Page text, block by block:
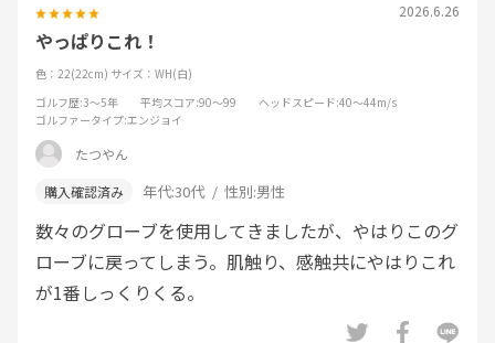
2026.6.26
やっぱりこれ！
色：22(22cm) サイズ：WH(白)
ゴルフ歴:3～5年 平均スコア:90～99 ヘッドスピード:40～44m/s
ゴルファータイプ:エンジョイ
たつやん
年代:30代 性別:男性
数々のグローブを使用してきましたが、やはりこのグ
ローブに戻ってしまう。肌触り、感触共にやはりこれ
が1番しっくりくる。